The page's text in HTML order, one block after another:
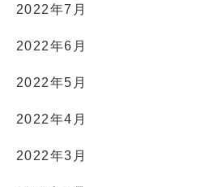
2022年7月
2022年6月
2022年5月
2022年4月
2022年3月